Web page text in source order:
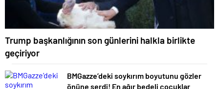
Trump başkanlığının son günlerini halkla birlikte
geçiriyor
BMGazze’deki soykırım boyutunu gözler
önüne serdi! En ağır bedeli çocuklar